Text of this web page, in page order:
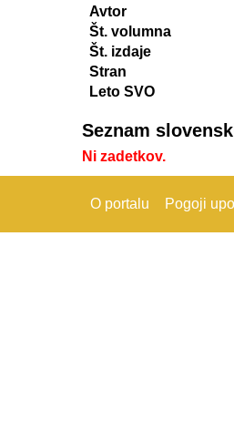
Avtor
Št. volumna
Št. izdaje
Stran
Leto SVO
Seznam
Ni zadetkov.
O portalu Pogoji